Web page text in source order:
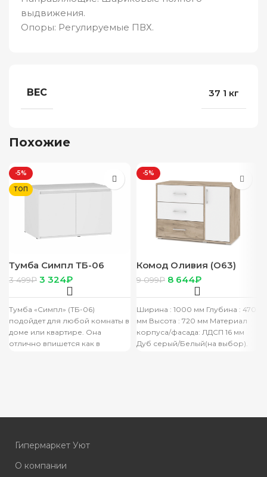
выдвижения.
Опоры: Регулируемые ПВХ.
ВЕС 37 1 кг
Похожие
-5%
ТОП
Тумба Симпл ТБ-06
белый
3 499₽ 3 324₽
Тумба «Симпл» (ТБ-06)
подойдет для любой комнаты в
доме или квартире. Она
отлично впишется как в
-5%
Комод Оливия (О63)
серый дуб/белый
9 099₽ 8 644₽
Ширина : 1000 мм Глубина : 470
мм Высота : 720 мм Материал
корпуса/фасада: ЛДСП 16 мм
Дуб серый/Белый(на выбор).
Гипермаркет Уют
О компании